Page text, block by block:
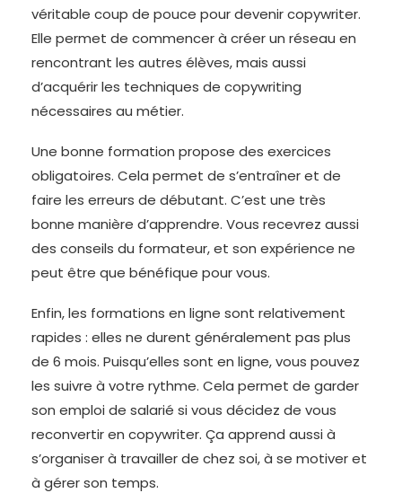
véritable coup de pouce pour devenir copywriter.
Elle permet de commencer à créer un réseau en
rencontrant les autres élèves, mais aussi
d’acquérir les techniques de copywriting
nécessaires au métier.
Une bonne formation propose des exercices
obligatoires. Cela permet de s’entraîner et de
faire les erreurs de débutant. C’est une très
bonne manière d’apprendre. Vous recevrez aussi
des conseils du formateur, et son expérience ne
peut être que bénéfique pour vous.
Enfin, les formations en ligne sont relativement
rapides : elles ne durent généralement pas plus
de 6 mois. Puisqu’elles sont en ligne, vous pouvez
les suivre à votre rythme. Cela permet de garder
son emploi de salarié si vous décidez de vous
reconvertir en copywriter. Ça apprend aussi à
s’organiser à travailler de chez soi, à se motiver et
à gérer son temps.